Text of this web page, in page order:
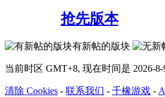
抢先版本
有新帖的版块
当前时区 GMT+8, 现在时间是 2026-8-
清除 Cookies - 联系我们 - 千橡游戏 -